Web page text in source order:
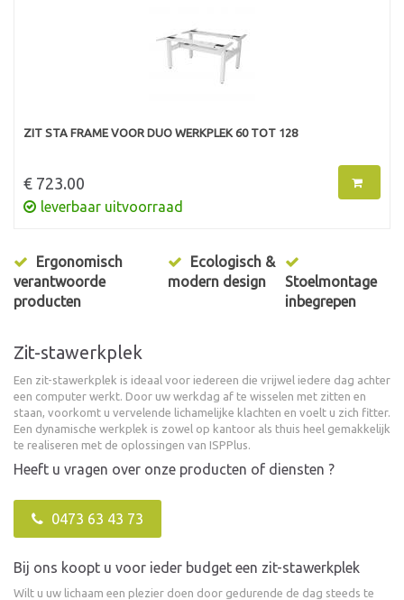
ZIT STA FRAME VOOR DUO WERKPLEK 60 TOT 128
€ 723.00
leverbaar uitvoorraad
Ergonomisch
verantwoorde
producten
Ecologisch &
modern design
Stoelmontage
inbegrepen
Zit-stawerkplek
Een zit-stawerkplek is ideaal voor iedereen die vrijwel iedere dag achter
een computer werkt. Door uw werkdag af te wisselen met zitten en
staan, voorkomt u vervelende lichamelijke klachten en voelt u zich fitter.
Een dynamische werkplek is zowel op kantoor als thuis heel gemakkelijk
te realiseren met de oplossingen van ISPPlus.
Heeft u vragen over onze producten of diensten ?
0473 63 43 73
Bij ons koopt u voor ieder budget een zit-stawerkplek
Wilt u uw lichaam een plezier doen door gedurende de dag steeds te